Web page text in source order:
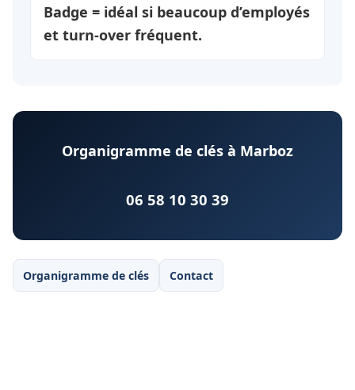
Badge = idéal si beaucoup d’employés
et turn-over fréquent.
Organigramme de clés à Marboz
06 58 10 30 39
Organigramme de clés Contact